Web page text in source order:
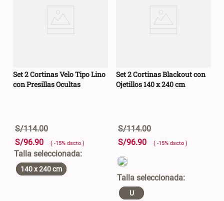
Set 2 Cortinas Velo Tipo Lino
con Presillas Ocultas
S/114.00
S/96.90 ( -15% dscto )
140 x 240 cm
Set 2 Cortinas Blackout con
Ojetillos 140 x 240 cm
S/114.00
S/96.90 ( -15% dscto )
U